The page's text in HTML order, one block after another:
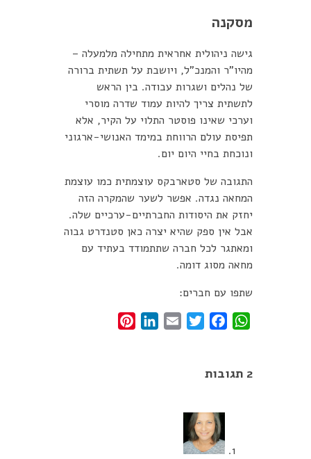
מסקנה
גישה ניהולית אחראית מתחילה מלמעלה –
מהיו"ר והמנכ"ל, ויושבת על תשתית ברורה
של נהלים ושגרות עבודה. בין הראש
לתשתית צריך להיות עמוד שדרה מוסרי
וערכי שאינו פוסטר התלוי על הקיר, אלא
תפיסת עולם הרווחת במימד האנושי-ארגוני
ונוכחת בחיי היום יום.
התגובה של סטארבקס עוצמתית כמו עוצמת
המחאה נגדה. אפשר לשער שהמקרה הזה
יחזק את היסודות החברתיים-ערכיים שלה.
אבל אין ספק שהיא יצרה כאן סטנדרט גבוה
ומאתגר לכל חברה שתתמודד בעתיד עם
מחאה מסוג דומה.
שתפו עם חברים:
WhatsApp
Facebook
Twitter
Email
LinkedIn
2 תגובות